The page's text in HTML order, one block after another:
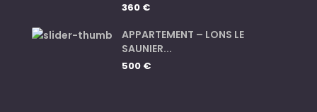
360 €
APPARTEMENT – LONS LE
SAUNIER...
500 €